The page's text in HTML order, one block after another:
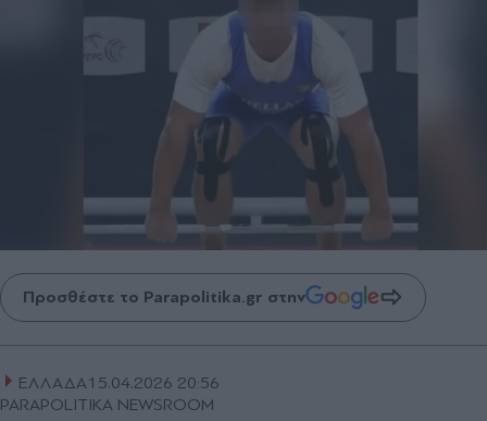
Προσθέστε το Parapolitika.gr στην
ΕΛΛΑΔΑ15.04.2026 20:56
PARAPOLITIKA NEWSROOM